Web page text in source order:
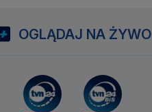
OGLĄDAJ NA ŻYWO